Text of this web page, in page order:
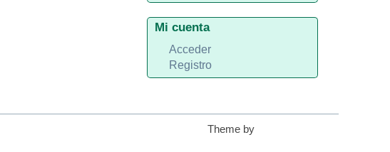
Mi cuenta
Acceder
Registro
Theme by